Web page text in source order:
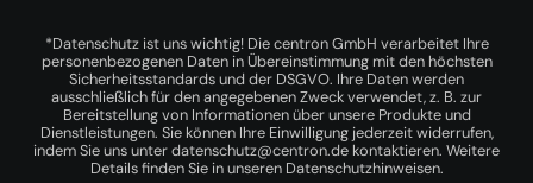
*Datenschutz ist uns wichtig! Die centron GmbH verarbeitet Ihre
personenbezogenen Daten in Übereinstimmung mit den höchsten
Sicherheitsstandards und der DSGVO. Ihre Daten werden
ausschließlich für den angegebenen Zweck verwendet, z. B. zur
Bereitstellung von Informationen über unsere Produkte und
Dienstleistungen. Sie können Ihre Einwilligung jederzeit widerrufen,
indem Sie uns unterdatenschutz@centron.de kontaktieren. Weitere
Details finden Sie in unseren Datenschutzhinweisen.